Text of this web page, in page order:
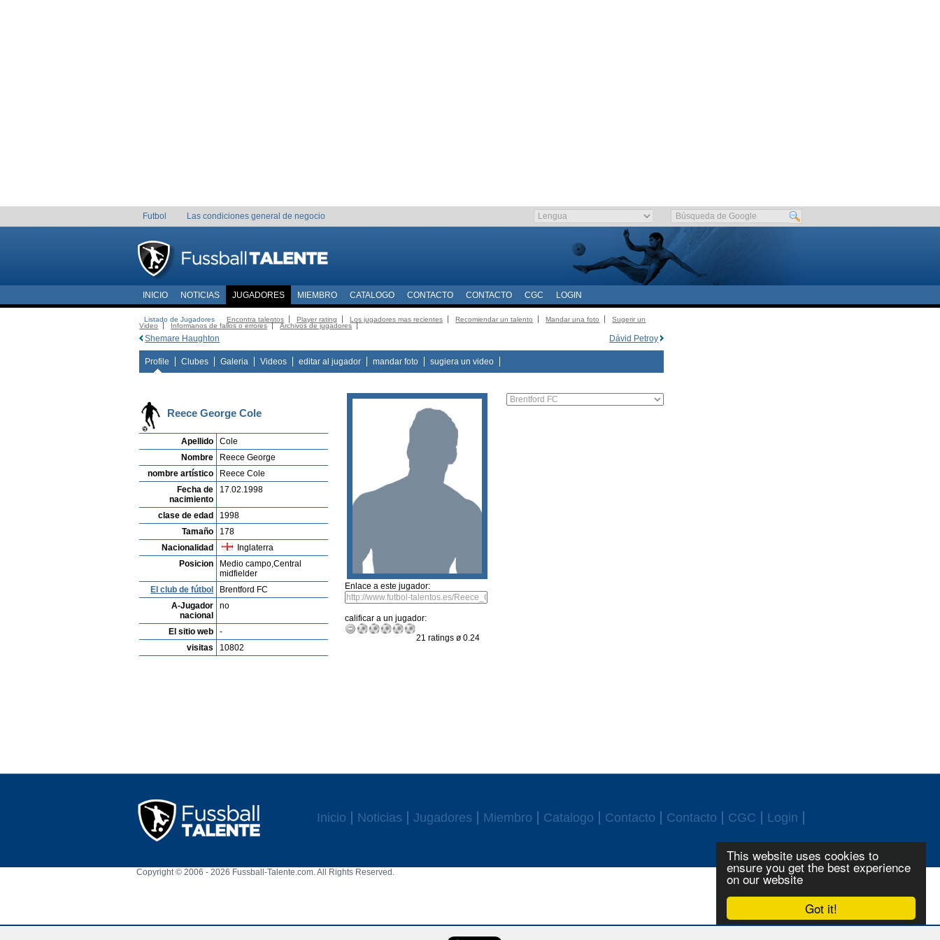
Got it!
This website uses cookies to
ensure you get the best experience
on our website
Futbol Las condiciones general de negocio
INICIO NOTICIAS JUGADORES MIEMBRO CATALOGO CONTACTO CONTACTO CGC LOGIN
Listado de Jugadores Encontra talentos Player rating Los jugadores mas recientes Recomiendar un talento Mandar una foto
Sugerir un
Video
Informanos de fallos o errores Archivos de jugadores
Dávid Petroy
Shemare Haughton
Profile Clubes Galeria Videos editar al jugador mandar foto sugiera un video
Reece George Cole
Apellido
Cole
Nombre
Reece George
nombre artístico
Reece Cole
Fecha de
nacimiento
17.02.1998
clase de edad
1998
Tamaño
178
Nacionalidad
Inglaterra
Posicion
Medio campo,Central
midfielder
El club de fútbol
Brentford FC
A-Jugador
nacional
no
El sitio web
-
visitas
10802
Enlace a este jugador:
calificar a un jugador:
21 ratings ø 0.24
Inicio Noticias Jugadores Miembro Catalogo Contacto Contacto CGC Login
Copyright © 2006 - 2026 Fussball-Talente.com. All Rights Reserved.